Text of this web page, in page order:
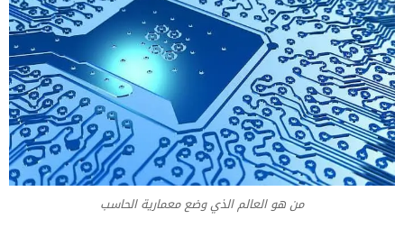
من هو العالم الذي وضع معمارية الحاسب